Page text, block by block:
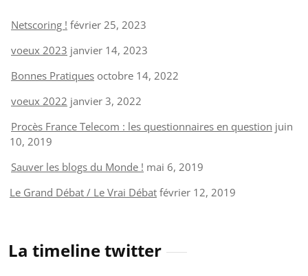
Netscoring ! février 25, 2023
voeux 2023 janvier 14, 2023
Bonnes Pratiques octobre 14, 2022
voeux 2022 janvier 3, 2022
Procès France Telecom : les questionnaires en question juin
10, 2019
Sauver les blogs du Monde ! mai 6, 2019
Le Grand Débat / Le Vrai Débat février 12, 2019
La timeline twitter